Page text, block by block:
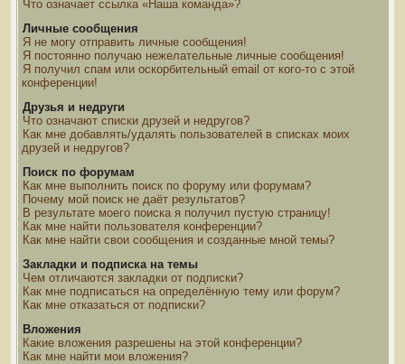
Что означает ссылка «Наша команда»?
Личные сообщения
Я не могу отправить личные сообщения!
Я постоянно получаю нежелательные личные сообщения!
Я получил спам или оскорбительный email от кого-то с этой
конференции!
Друзья и недруги
Что означают списки друзей и недругов?
Как мне добавлять/удалять пользователей в списках моих
друзей и недругов?
Поиск по форумам
Как мне выполнить поиск по форуму или форумам?
Почему мой поиск не даёт результатов?
В результате моего поиска я получил пустую страницу!
Как мне найти пользователя конференции?
Как мне найти свои сообщения и созданные мной темы?
Закладки и подписка на темы
Чем отличаются закладки от подписки?
Как мне подписаться на определённую тему или форум?
Как мне отказаться от подписки?
Вложения
Какие вложения разрешены на этой конференции?
Как мне найти мои вложения?